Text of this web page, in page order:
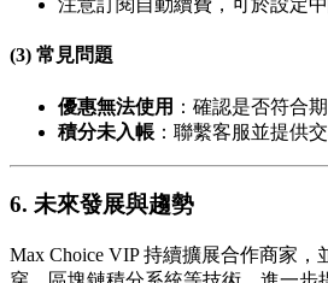
注意訂閱自動續費，可於設定
(3) 常見問題
優惠無法使用 ：確認是否符合
積分未入帳 ：聯繫客服並提供
6. 未來發展與趨勢
Max Choice VIP 持續擴展合作商家